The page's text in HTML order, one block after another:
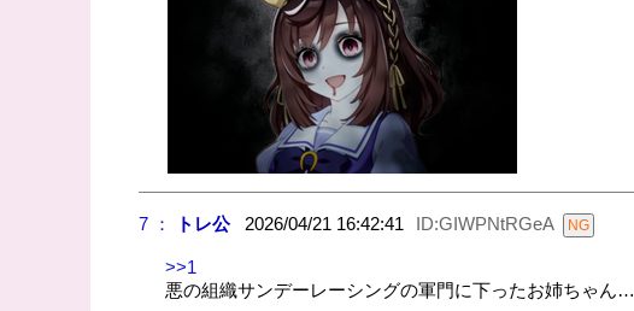
7 ： トレ公2026/04/21 16:42:41 ID:GIWPNtRGeA
>>1
悪の組織サンデーレーシングの軍門に下ったお姉ちゃん…